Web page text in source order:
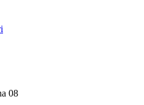
08